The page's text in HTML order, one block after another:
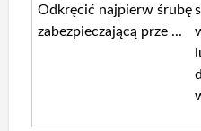
Odkręcić najpierw śrubę
zabezpieczającą prze ...